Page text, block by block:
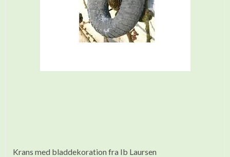
Krans med bladdekoration fra Ib Laursen